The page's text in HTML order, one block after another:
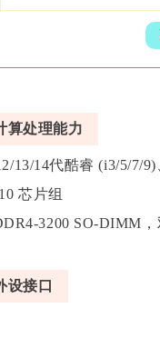
算处理能力
13/14代酷睿 (i3/5/7/
芯片组
3200 SO-DIMM
设接口